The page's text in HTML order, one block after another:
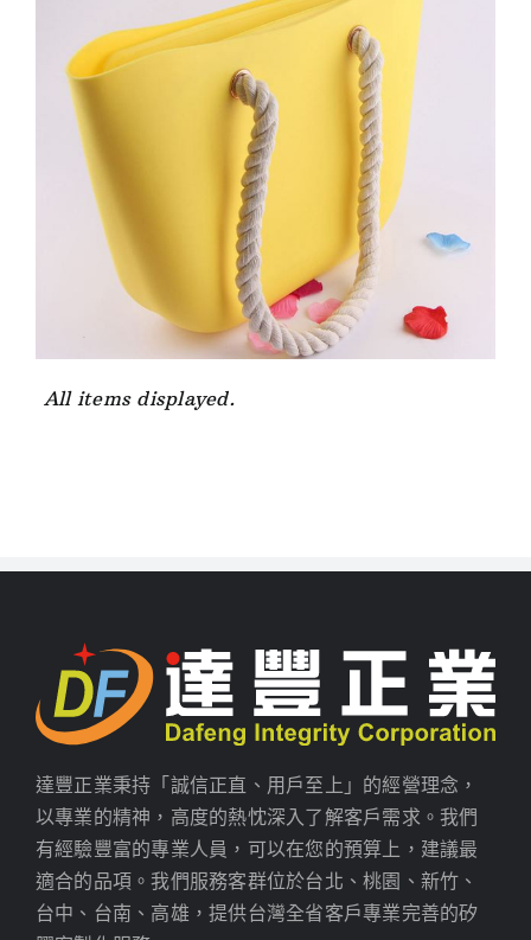
達豐正業秉持「誠信正直、用戶至上」的經營理念，
有經驗豐富的專業人員，可以在您的預算上，建議最
適合的品項。我們服務客群位於台北、桃園、新竹、
台中、台南、高雄，提供台灣全省客戶專業完善的矽
膠客製化服務。